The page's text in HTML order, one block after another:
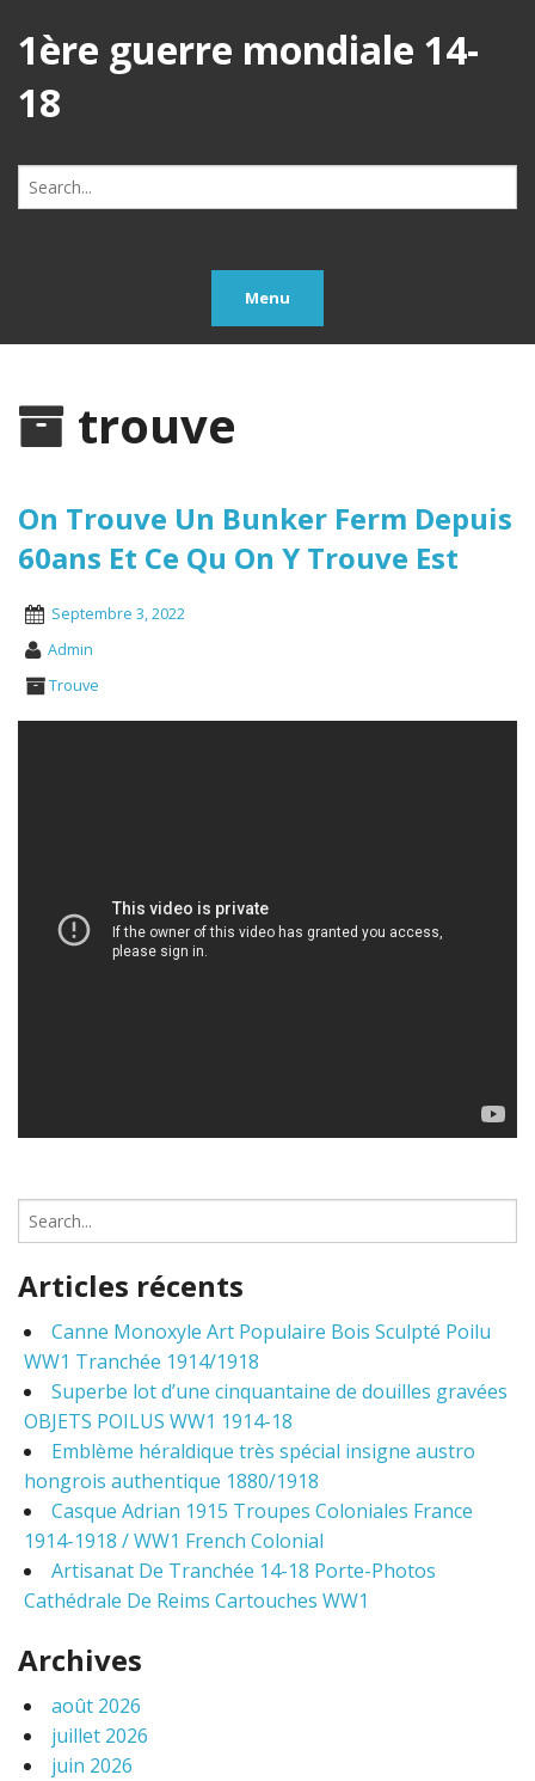
1ère guerre mondiale 14-
18
Search
for:
Menu
trouve
On Trouve Un Bunker Ferm Depuis
60ans Et Ce Qu On Y Trouve Est
Septembre 3, 2022
Admin
Trouve
e
r
h
o
Articles récents
Canne Monoxyle Art Populaire Bois Sculpté Poilu
WW1 Tranchée 1914/1918
Superbe lot d’une cinquantaine de douilles gravées
OBJETS POILUS WW1 1914-18
Emblème héraldique très spécial insigne austro
hongrois authentique 1880/1918
Casque Adrian 1915 Troupes Coloniales France
1914-1918 / WW1 French Colonial
Artisanat De Tranchée 14-18 Porte-Photos
Cathédrale De Reims Cartouches WW1
Archives
août 2026
juillet 2026
juin 2026